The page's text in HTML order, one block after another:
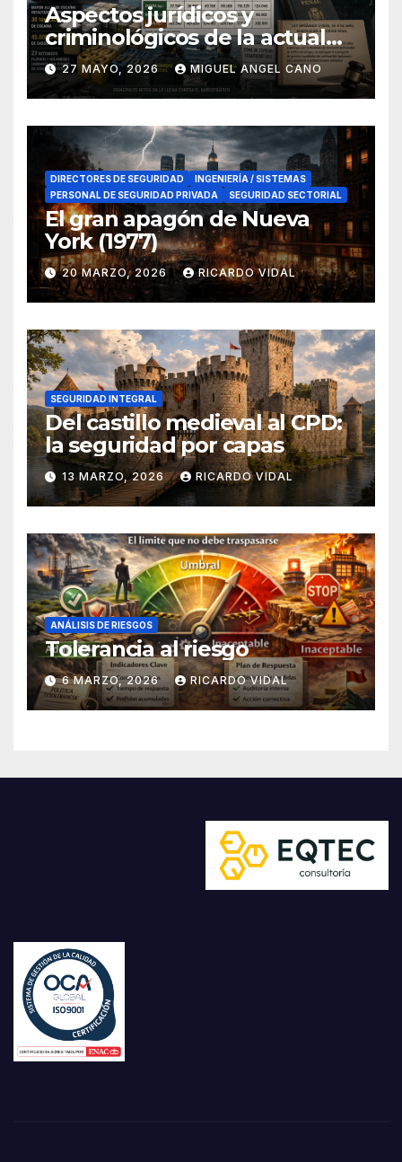
Aspectos jurídicos y
criminológicos de la actual
lucha contra el narcotráfico
en el sur de España
27 MAYO, 2026 MIGUEL ANGEL CANO
DIRECTORES DE SEGURIDAD
INGENIERÍA / SISTEMAS
PERSONAL DE SEGURIDAD PRIVADA
SEGURIDAD SECTORIAL
El gran apagón de Nueva
York (1977)
20 MARZO, 2026 RICARDO VIDAL
SEGURIDAD INTEGRAL
Del castillo medieval al CPD:
la seguridad por capas
13 MARZO, 2026 RICARDO VIDAL
ANÁLISIS DE RIESGOS
Tolerancia al riesgo
6 MARZO, 2026 RICARDO VIDAL